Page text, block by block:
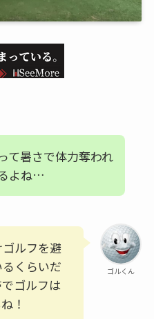
て暑さで体力奪われ
よね…
ゴルくん
ルフを避
くらいだ
ゴルフは
！